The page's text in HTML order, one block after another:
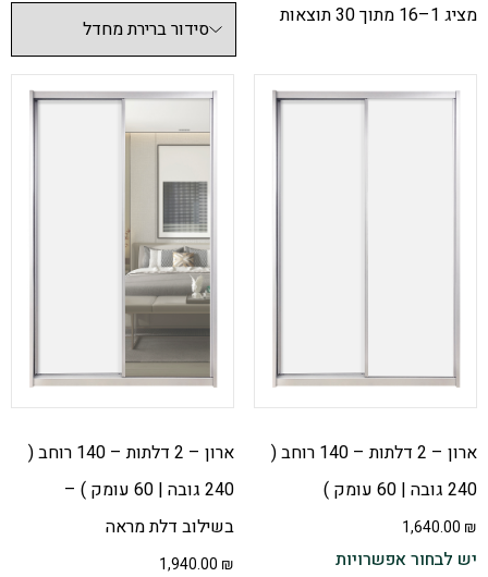
מציג 1–16 מתוך 30 תוצאות
ארון – 2 דלתות – 140 רוחב (
240 גובה | 60 עומק )
1,640.00 ₪
יש לבחור אפשרויות
ארון – 2 דלתות – 140 רוחב (
240 גובה | 60 עומק ) –
בשילוב דלת מראה
1,940.00 ₪